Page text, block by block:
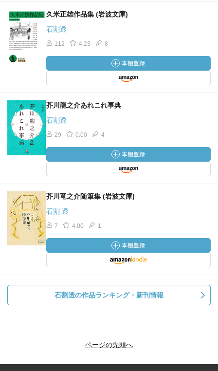
久米正雄作品集 (岩波文庫)
石割透
112 4.23 8
芥川龍之介あれこれ事典
石割透
29 0.00 4
芥川竜之介随筆集 (岩波文庫)
石割 透
7 4.00 1
石割透の作品ランキング・新刊情報
ページの先頭へ